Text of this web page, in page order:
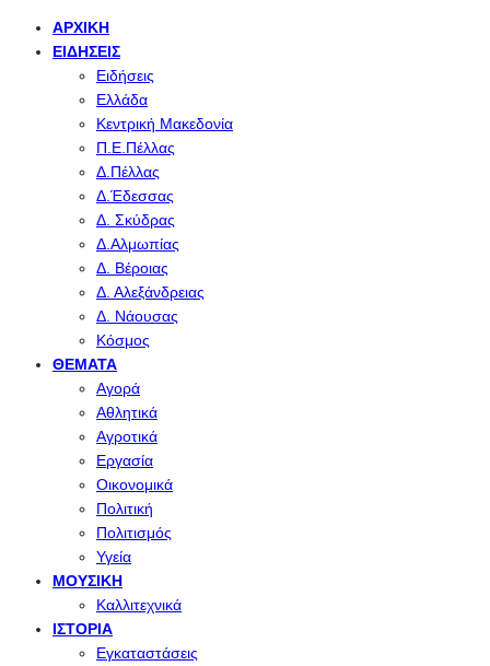
ΑΡΧΙΚΉ
ΕΙΔΉΣΕΙΣ
Ειδήσεις
Ελλάδα
Κεντρική Μακεδονία
Π.Ε.Πέλλας
Δ.Πέλλας
Δ.Έδεσσας
Δ. Σκύδρας
Δ.Αλμωπίας
Δ. Βέροιας
Δ. Αλεξάνδρειας
Δ. Νάουσας
Κόσμος
ΘΈΜΑΤΑ
Αγορά
Αθλητικά
Αγροτικά
Εργασία
Οικονομικά
Πολιτική
Πολιτισμός
Υγεία
ΜΟΥΣΙΚΉ
Καλλιτεχνικά
ΙΣΤΟΡΊΑ
Εγκαταστάσεις